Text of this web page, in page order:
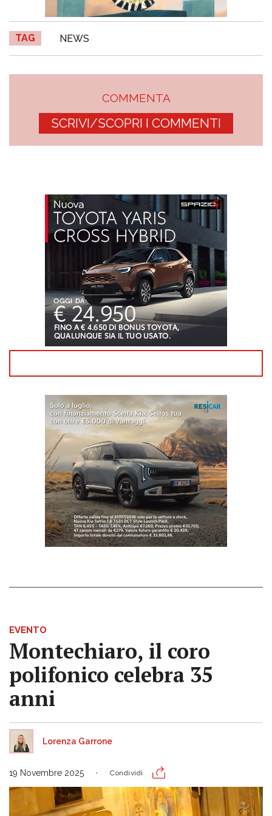
TAG NEWS
COMMENTA
SCRIVI/SCOPRI I COMMENTI
EVENTO
Montechiaro, il coro
polifonico celebra 35
anni
Lorenza Garrone
19 Novembre 2025 Condividi